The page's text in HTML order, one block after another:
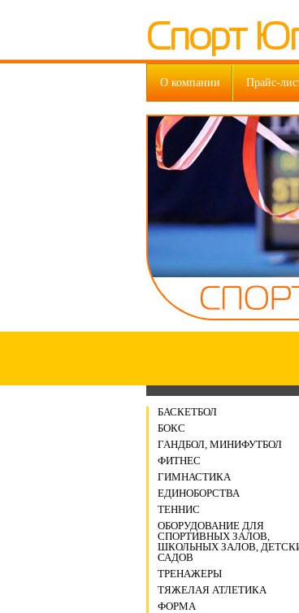
Спорт
О компании Прайс-
БАСКЕТБОЛ
БОКС
ГАНДБОЛ, МИНИФУТБОЛ
ФИТНЕС
ГИМНАСТИКА
ЕДИНОБОРСТВА
ТЕННИС
ОБОРУДОВАНИЕ ДЛЯ
СПОРТИВНЫХ ЗАЛОВ,
ШКОЛЬНЫХ ЗАЛОВ,
САДОВ
ТРЕНАЖЕРЫ
ТЯЖЕЛАЯ АТЛЕТИКА
ФОРМА